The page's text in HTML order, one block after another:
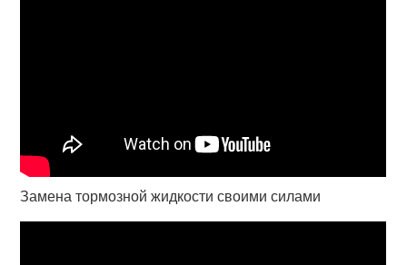
Замена тормозной жидкости своими силами